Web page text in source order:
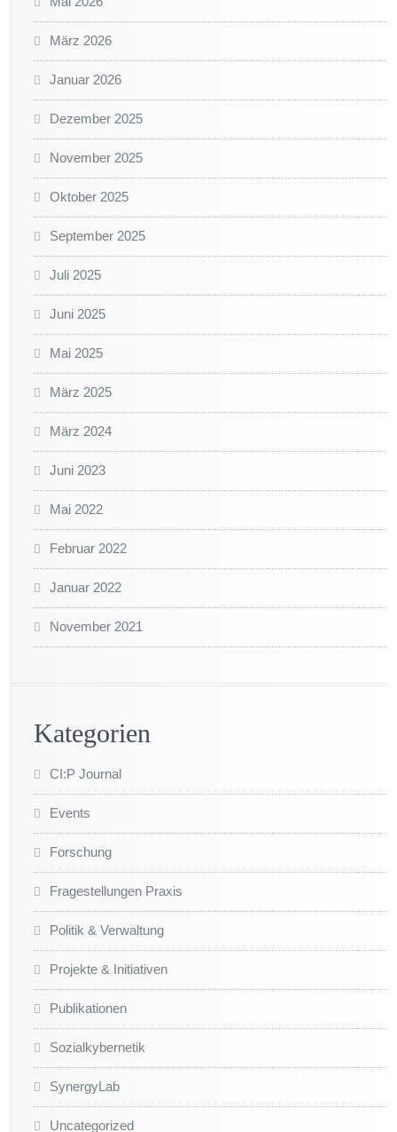
März 2026
Januar 2026
Dezember 2025
November 2025
Oktober 2025
September 2025
Juli 2025
Juni 2025
Mai 2025
März 2025
März 2024
Juni 2023
Mai 2022
Februar 2022
Januar 2022
November 2021
Kategorien
CI:P Journal
Events
Forschung
Fragestellungen Praxis
Politik & Verwaltung
Projekte & Initiativen
Publikationen
Sozialkybernetik
SynergyLab
Uncategorized